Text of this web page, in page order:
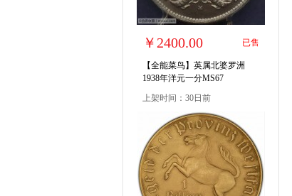
￥2400.00 已售
【全能菜鸟】英属北婆罗洲
1938年洋元一分MS67
上架时间：30日前